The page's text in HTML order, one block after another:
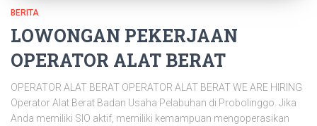
BERITA
LOWONGAN PEKERJAAN
OPERATOR ALAT BERAT
OPERATOR ALAT BERAT OPERATOR ALAT BERAT WE ARE HIRING
Operator Alat Berat Badan Usaha Pelabuhan di Probolinggo. Jika
Anda memiliki SIO aktif, memiliki kemampuan mengoperasikan